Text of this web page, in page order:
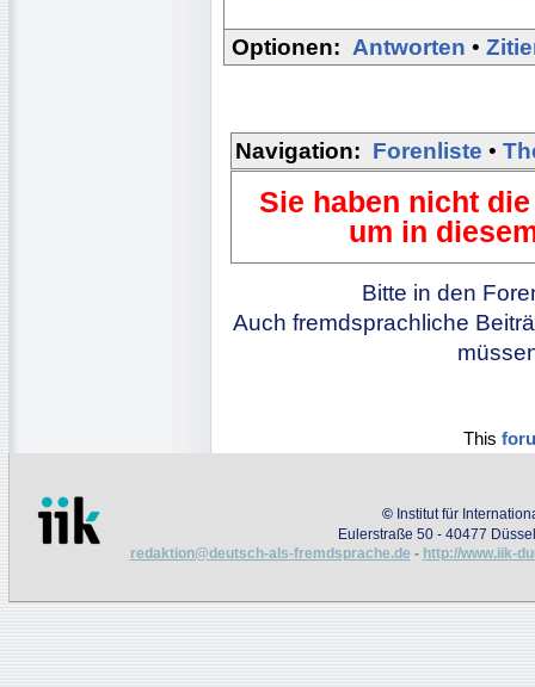
Optionen: Antworten •
Navigation: Forenliste •
Sie haben nicht
um in
Bitte in den
Auch fremdsprachliche
This
© Institut für
Eulerstraße 50 - 40477
redaktion@deutsch-als-fremdsprache.de - http://www.iik-